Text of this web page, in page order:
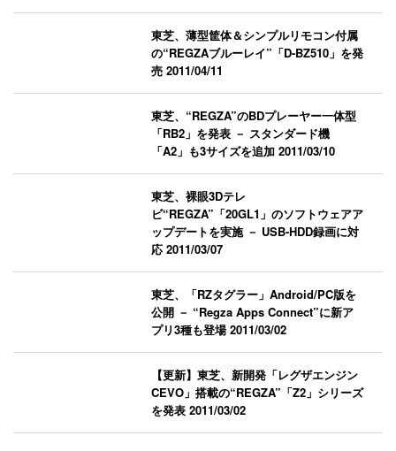
東芝、薄型筐体＆シンプルリモコン付属
の“REGZAブルーレイ”「D-BZ510」を発
売2011/04/11
東芝、“REGZA”のBDプレーヤー一体型
「RB2」を発表 － スタンダード機
「A2」も3サイズを追加2011/03/10
東芝、裸眼3Dテレ
ビ“REGZA”「20GL1」のソフトウェアア
ップデートを実施 － USB-HDD録画に対
応2011/03/07
東芝、「RZタグラー」Android/PC版を
公開 － “Regza Apps Connect”に新ア
プリ3種も登場2011/03/02
【更新】東芝、新開発「レグザエンジン
CEVO」搭載の“REGZA”「Z2」シリーズ
を発表2011/03/02